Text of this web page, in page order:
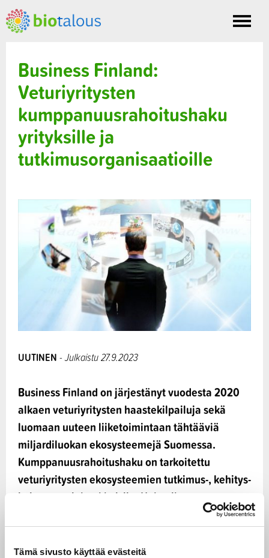
Tämä sivusto käyttää evästeitä
Toggle
Business Finland:
Veturiyritysten
kumppanuusrahoitushaku
yrityksille ja
tutkimusorganisaatioille
UUTINEN - Julkaistu 27.9.2023
Business Finland on järjestänyt vuodesta 2020
alkaen veturiyritysten haastekilpailuja sekä
luomaan uuteen liiketoimintaan tähtääviä
miljardiluokan ekosysteemejä Suomessa.
Kumppanuusrahoitushaku on tarkoitettu
veturiyritysten ekosysteemien tutkimus-, kehitys-
ja innovaatiohankkeisiin. Hakuaika on
30.9.2021-30.1.2024 Seuraava hakukierros
päättyy 30.1.2024. Sitä seuraavat hakukierrokset
päättyvät 30.4.2024 ja 30.8.2024.